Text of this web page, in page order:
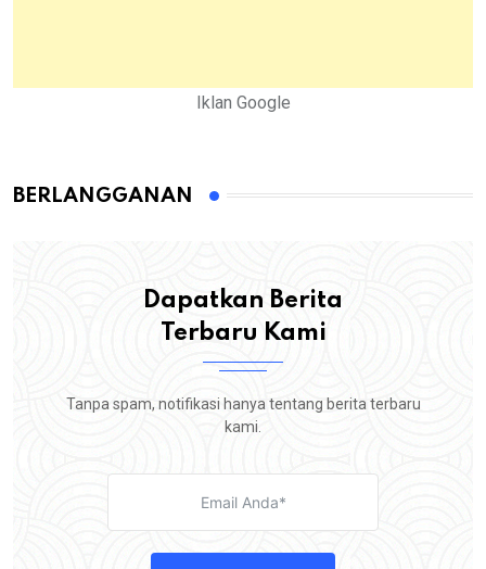
Iklan Google
BERLANGGANAN
Dapatkan Berita
Terbaru Kami
Tanpa spam, notifikasi hanya tentang berita terbaru
kami.